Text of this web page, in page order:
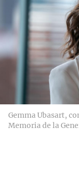
Gemma Ubasart,
Memoria de la